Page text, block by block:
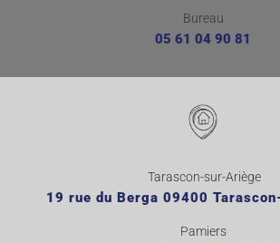
Bureau
05 61 04 90 81
Tarascon-sur-Ariège
19 rue du Berga 09400
Pamiers